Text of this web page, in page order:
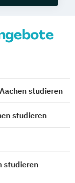
studieren
studieren
studieren